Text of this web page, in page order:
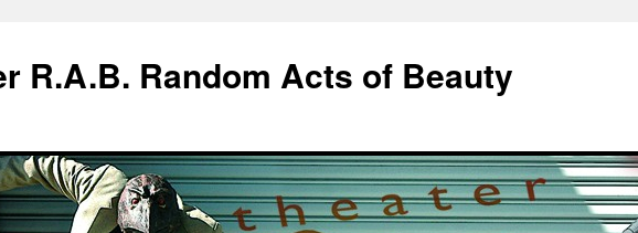
R.A.B. Random Acts of Beauty